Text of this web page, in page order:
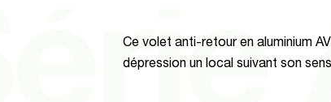
Ce volet anti-retour en aluminium
dépression un local suivant son